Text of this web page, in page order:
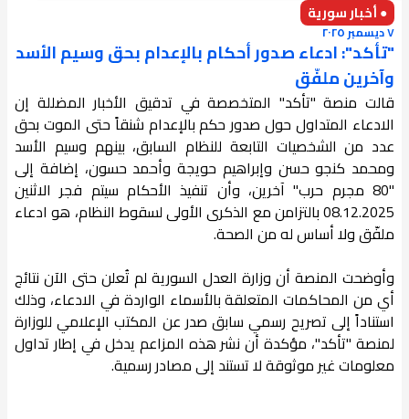
● أخبار سورية
٧ ديسمبر ٢٠٢٥
"تأكد": ادعاء صدور أحكام بالإعدام بحق وسيم الأسد
وآخرين ملفّق
قالت منصة "تأكد" المتخصصة في تدقيق الأخبار المضللة إن
الادعاء المتداول حول صدور حكم بالإعدام شنقاً حتى الموت بحق
عدد من الشخصيات التابعة للنظام السابق، بينهم وسيم الأسد
ومحمد كنجو حسن وإبراهيم حويجة وأحمد حسون، إضافة إلى
"80 مجرم حرب" آخرين، وأن تنفيذ الأحكام سيتم فجر الاثنين
08.12.2025 بالتزامن مع الذكرى الأولى لسقوط النظام، هو ادعاء
ملفّق ولا أساس له من الصحة.
وأوضحت المنصة أن وزارة العدل السورية لم تُعلن حتى الآن نتائج
أي من المحاكمات المتعلقة بالأسماء الواردة في الادعاء، وذلك
استناداً إلى تصريح رسمي سابق صدر عن المكتب الإعلامي للوزارة
لمنصة "تأكد"، مؤكدة أن نشر هذه المزاعم يدخل في إطار تداول
معلومات غير موثوقة لا تستند إلى مصادر رسمية.